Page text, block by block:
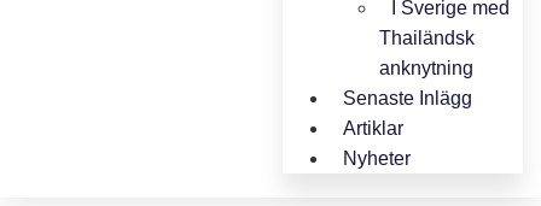
I Sverige med
Thailändsk
anknytning
Senaste Inlägg
Artiklar
Nyheter